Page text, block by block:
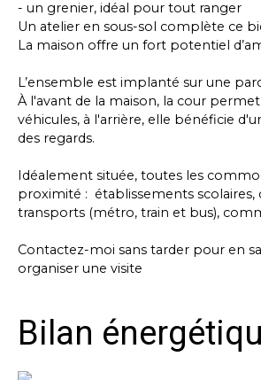
- un grenier, idéal pour tout ranger
Un atelier en sous-sol complète ce
La maison offre un fort potentiel
L’ensemble est implanté sur une
À l'avant de la maison, la cour
véhicules, à l'arrière, elle bénéficie
des regards.
Idéalement située, toutes les
proximité : établissements scolaires,
transports (métro, train et bus),
Contactez-moi sans tarder pour en
organiser une visite
Bilan